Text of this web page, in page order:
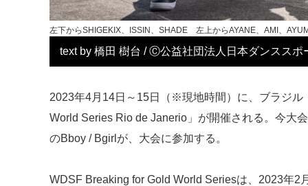
左下からSHIGEKIX、ISSIN、SHADE 左上からAYANE、AMI、
text by 橋田 樹台 / Ⓒ公益社団法⼈⽇本ダンススポ
2023年4月14日～15日（※現地時間）に、ブラジ
World Series Rio de Janerio」が開催される。今大
のBboy / Bgirlが、大会に参加する。
WDSF Breaking for Gold World Seriesは、2023年2